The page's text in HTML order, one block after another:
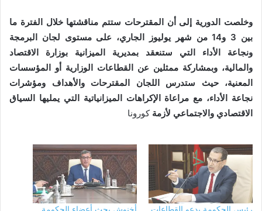
وخلصت الدورية إلى أن المقترحات ستتم مناقشتها خلال الفترة ما
بين 3 و14 من شهر يوليوز الجاري، على مستوى لجان البرمجة
ونجاعة الأداء التي ستنعقد بمديرية الميزانية بوزارة الاقتصاد
والمالية، وبمشاركة ممثلين عن القطاعات الوزارية أو المؤسسات
المعنية، حيث ستدرس اللجان المقترحات والأهداف ومؤشرات
نجاعة الأداء، مع مراعاة الإكراهات الميزانياتية التي يمليها السياق
الاقتصادي والاجتماعي لأزمة كورونا